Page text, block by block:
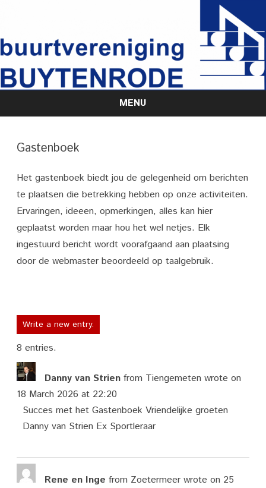
MENU
Skip
Gastenboek
Het gastenboek biedt jou de gelegenheid om berichten
te plaatsen die betrekking hebben op onze activiteiten.
Ervaringen, ideeen, opmerkingen, alles kan hier
geplaatst worden maar hou het wel netjes. Elk
ingestuurd bericht wordt voorafgaand aan plaatsing
door de webmaster beoordeeld op taalgebruik.
8 entries.
Danny van Strien from Tiengemeten wrote on
18 March 2026 at 22:20
Succes met het Gastenboek Vriendelijke groeten
Danny van Strien Ex Sportleraar
Rene en Inge from Zoetermeer wrote on 25